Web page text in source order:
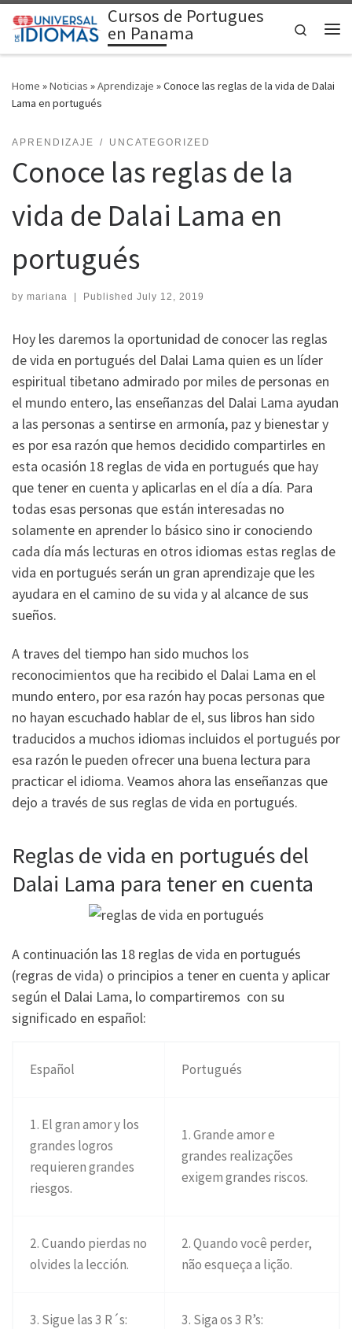
Skip to content Cursos de Portugues
en Panama
Search
Home »Noticias »Aprendizaje »Conoce las reglas de la vida de Dalai
Lama en portugués
APRENDIZAJE UNCATEGORIZED
Conoce las reglas de la
vida de Dalai Lama en
portugués
by mariana Published July 12, 2019
Hoy les daremos la oportunidad de conocer las reglas
de vida en portugués del Dalai Lama quien es un líder
espiritual tibetano admirado por miles de personas en
el mundo entero, las enseñanzas del Dalai Lama ayudan
a las personas a sentirse en armonía, paz y bienestar y
es por esa razón que hemos decidido compartirles en
esta ocasión 18 reglas de vida en portugués que hay
que tener en cuenta y aplicarlas en el día a día. Para
todas esas personas que están interesadas no
solamente en aprender lo básico sino ir conociendo
cada día más lecturas en otros idiomas estas reglas de
vida en portugués serán un gran aprendizaje que les
ayudara en el camino de su vida y al alcance de sus
sueños.
A traves del tiempo han sido muchos los
reconocimientos que ha recibido el Dalai Lama en el
mundo entero, por esa razón hay pocas personas que
no hayan escuchado hablar de el, sus libros han sido
traducidos a muchos idiomas incluidos el portugués por
esa razón le pueden ofrecer una buena lectura para
practicar el idioma. Veamos ahora las enseñanzas que
dejo a través de sus reglas de vida en portugués.
Reglas de vida en portugués del
Dalai Lama para tener en cuenta
A continuación las 18 reglas de vida en portugués
(regras de vida) o principios a tener en cuenta y aplicar
según el Dalai Lama, lo compartiremos con su
significado en español:
Español Portugués
1. El gran amor y los
grandes logros
requieren grandes
riesgos.
1. Grande amor e
grandes realizações
exigem grandes riscos.
2. Cuando pierdas no
olvides la lección.
2. Quando você perder,
não esqueça a lição.
3. Sigue las 3 R´s: 3. Siga os 3 R’s: